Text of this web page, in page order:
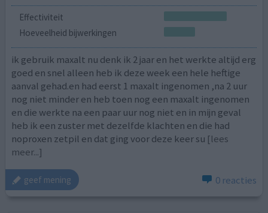
Effectiviteit
Hoeveelheid bijwerkingen
ik gebruik maxalt nu denk ik 2 jaar en het werkte altijd erg
goed en snel alleen heb ik deze week een hele heftige
aanval gehad.en had eerst 1 maxalt ingenomen ,na 2 uur
nog niet minder en heb toen nog een maxalt ingenomen
en die werkte na een paar uur nog niet en in mijn geval
heb ik een zuster met dezelfde klachten en die had
noproxen zetpil en dat ging voor deze keer su [lees
meer...]
geef mening 0 reacties